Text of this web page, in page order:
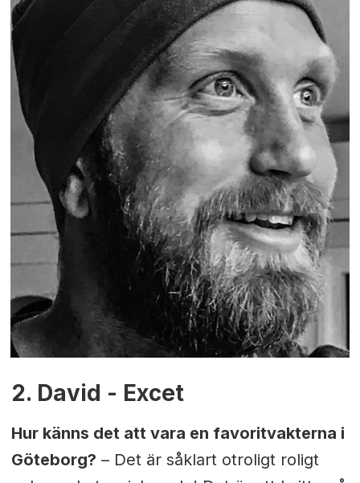
2. David - Excet
Hur känns det att vara en favoritvakterna i
Göteborg? – Det är såklart otroligt roligt